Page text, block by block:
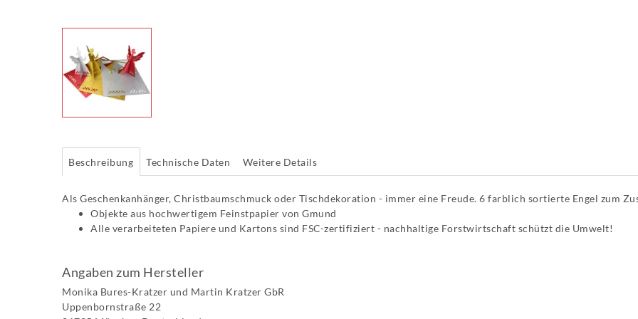
Beschreibung Technische Daten Weitere Details
Als Geschenkanhänger, Christbaumschmuck oder Tischdekoration - immer eine Freude. 6 farblich sortierte Engel zum
Objekte aus hochwertigem Feinstpapier von Gmund
Alle verarbeiteten Papiere und Kartons sind FSC-zertifiziert - nachhaltige Forstwirtschaft schützt die Umwelt!
Angaben zum Hersteller
Monika Bures-Kratzer und Martin Kratzer GbR
Uppenbornstraße 22